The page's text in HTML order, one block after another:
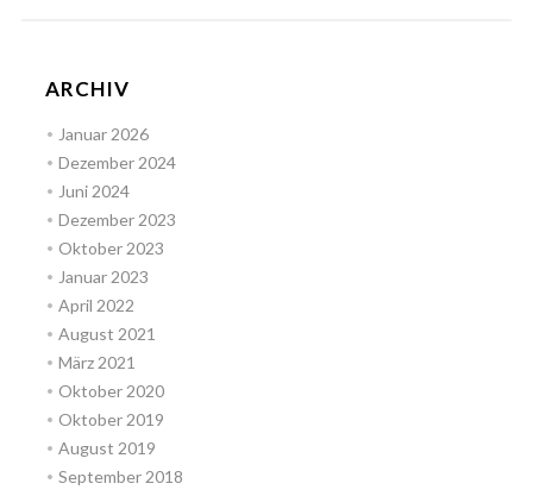
ARCHIV
Januar 2026
Dezember 2024
Juni 2024
Dezember 2023
Oktober 2023
Januar 2023
April 2022
August 2021
März 2021
Oktober 2020
Oktober 2019
August 2019
September 2018